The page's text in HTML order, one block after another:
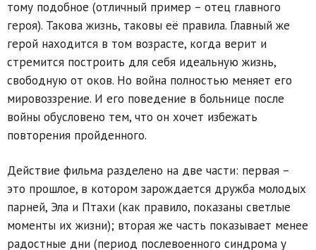
тому подобное (отличный пример – отец главного
героя). Такова жизнь, таковы её правила. Главный же
герой находится в том возрасте, когда верит и
стремится построить для себя идеальную жизнь,
свободную от оков. Но война полностью меняет его
мировоззрение. И его поведение в больнице после
войны обусловено тем, что он хочет избежать
повторения пройденного.
Действие фильма разделено на две части: первая –
это прошлое, в котором зарождается дружба молодых
парней, Эла и Птахи (как правило, показаны светлые
моменты их жизни); вторая же часть показывает менее
радостные дни (период послевоенного синдрома у